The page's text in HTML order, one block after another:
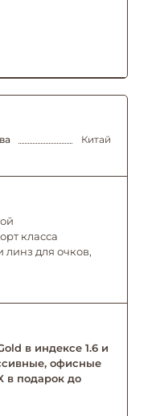
Китай
класса
линз для очков,
в индексе 1.6 и
офисные
в подарок до